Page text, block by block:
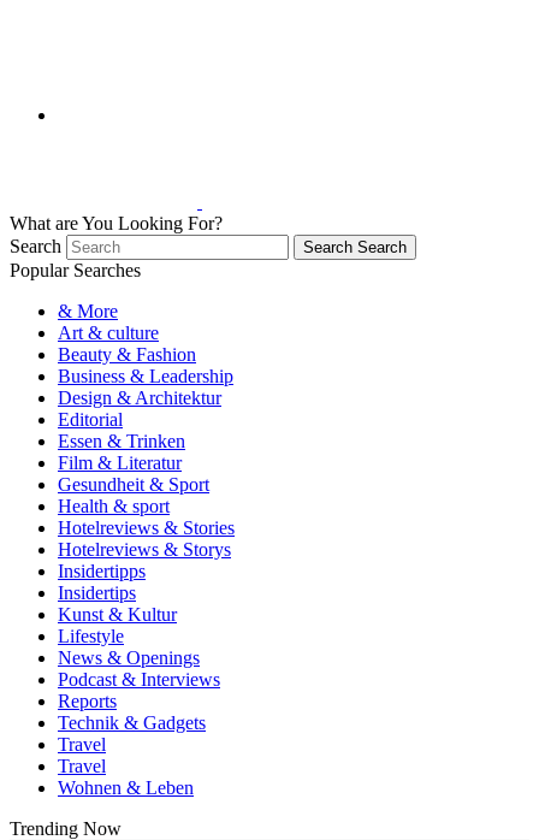
What are You Looking For?
Search
Search Search
Popular Searches
& More
Art & culture
Beauty & Fashion
Business & Leadership
Design & Architektur
Editorial
Essen & Trinken
Film & Literatur
Gesundheit & Sport
Health & sport
Hotelreviews & Stories
Hotelreviews & Storys
Insidertipps
Insidertips
Kunst & Kultur
Lifestyle
News & Openings
Podcast & Interviews
Reports
Technik & Gadgets
Travel
Travel
Wohnen & Leben
Trending Now